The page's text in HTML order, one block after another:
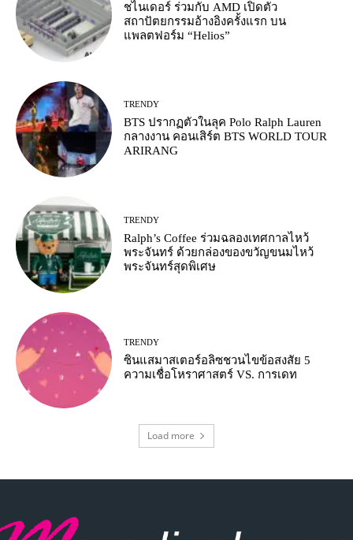
ชไนเดอร์ ร่วมกับ AMD เปิดตัว
สถาปัตยกรรมอ้างอิงครั้งแรก บน
แพลตฟอร์ม “Helios”
TRENDY
BTS ปรากฏตัวในลุค Polo Ralph Lauren
กลางงาน คอนเสิร์ต BTS WORLD TOUR
ARIRANG
TRENDY
Ralph’s Coffee ร่วมฉลองเทศกาลไหว้
พระจันทร์ ด้วยกล่องของขวัญขนมไหว้
พระจันทร์สุดพิเศษ
TRENDY
ซินแสมาสเตอร์อลิซชวนไขข้อสงสัย 5
ความเชื่อโหราศาสตร์ VS. การเดท
Load more